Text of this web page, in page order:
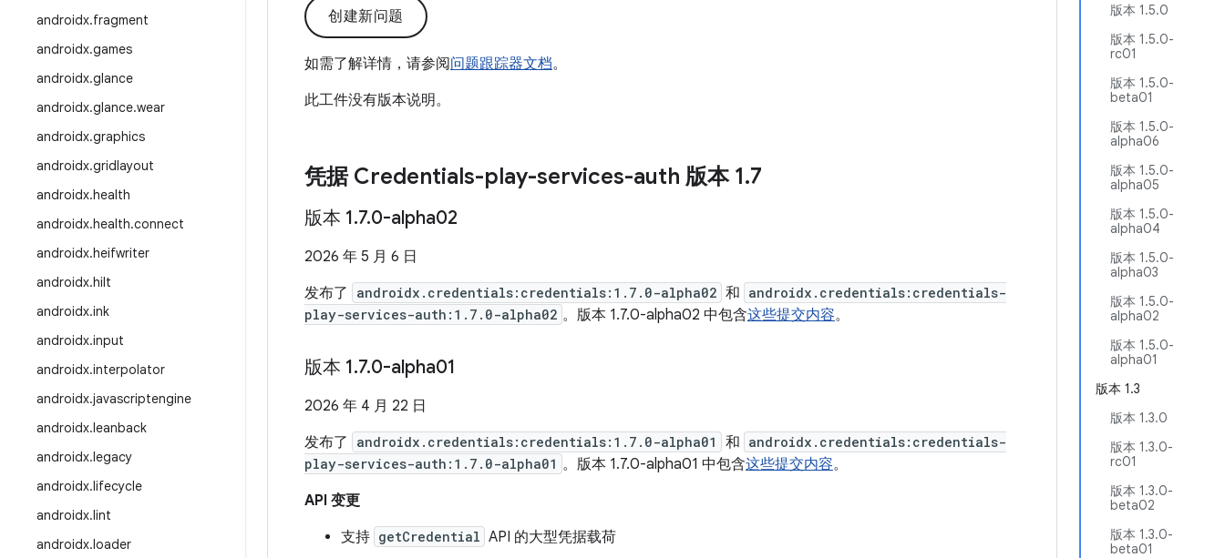
androidx.fragment
androidx.games
androidx.glance
androidx.glance.wear
androidx.graphics
androidx.gridlayout
androidx.health
androidx.health.connect
androidx.heifwriter
androidx.hilt
androidx.ink
androidx.input
androidx.interpolator
androidx.javascriptengine
androidx.leanback
androidx.legacy
androidx.lifecycle
androidx.lint
androidx.loader
版本 1.5.0
版本 1.5.0-
rc01
版本 1.5.0-
beta01
版本 1.5.0-
alpha06
版本 1.5.0-
alpha05
版本 1.5.0-
alpha04
版本 1.5.0-
alpha03
版本 1.5.0-
alpha02
版本 1.5.0-
alpha01
版本 1.3
版本 1.3.0
版本 1.3.0-
rc01
版本 1.3.0-
beta02
版本 1.3.0-
beta01
创建新问题
如需了解详情，请参阅问题跟踪器文档。
此工件没有版本说明。
凭据 Credentials-play-services-auth 版本 1.7
版本 1.7.0-alpha02
2026 年 5 月 6 日
发布了
androidx.credentials:credentials:1.7.0-alpha02 和 androidx.credentials:credentials-
play-services-auth:1.7.0-alpha02 。版本 1.7.0-alpha02 中包含这些提交内容。
版本 1.7.0-alpha01
2026 年 4 月 22 日
发布了
androidx.credentials:credentials:1.7.0-alpha01 和 androidx.credentials:credentials-
play-services-auth:1.7.0-alpha01 。版本 1.7.0-alpha01 中包含这些提交内容。
API 变更
支持 getCredential API 的大型凭据载荷